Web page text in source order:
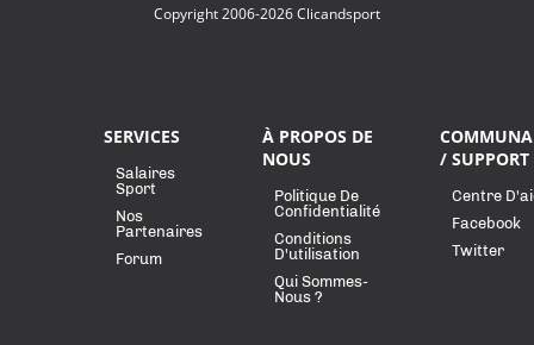
Copyright 2006-2026 Clicandsport
SERVICES
Salaires
Sport
Nos
Partenaires
Forum
À PROPOS DE
NOUS
Politique De
Confidentialité
Conditions
D'utilisation
Qui Sommes-
Nous ?
/ SUPPORT
Centre
Facebook
Twitter